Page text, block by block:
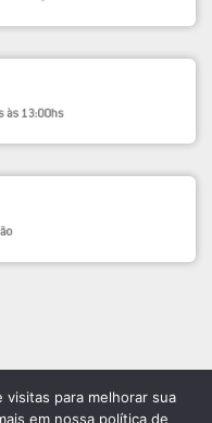
para melhorar sua
em nossa política de